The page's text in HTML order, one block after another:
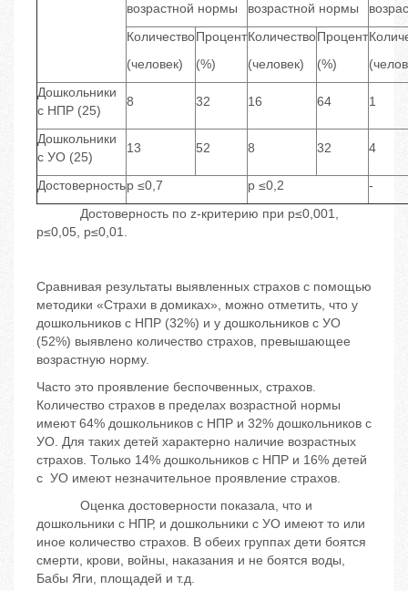
возрастной нормы
возрастной нормы
Количество
(человек)
Процент
(%)
Количество
(человек)
Процент
(%)
Дошкольники
с НПР (25)
8 32 16 64 1
Дошкольники
с УО (25)
13 52 8 32 4
Достоверностьp ≤0,7 p ≤0,2
-
Достоверность по z-критерию при p≤0,001,
p≤0,05, p≤0,01.
Сравнивая результаты выявленных страхов с помощью
методики «Страхи в домиках», можно отметить, что у
дошкольников с НПР (32%) и у дошкольников с УО
(52%) выявлено количество страхов, превышающее
возрастную норму.
Часто это проявление беспочвенных, страхов.
Количество страхов в пределах возрастной нормы
имеют 64% дошкольников с НПР и 32% дошкольников с
УО. Для таких детей характерно наличие возрастных
страхов. Только 14% дошкольников с НПР и 16% детей
с УО имеют незначительное проявление страхов.
Оценка достоверности показала, что и
дошкольники с НПР, и дошкольники с УО имеют то или
иное количество страхов. В обеих группах дети боятся
смерти, крови, войны, наказания и не боятся воды,
Бабы Яги, площадей и т.д.